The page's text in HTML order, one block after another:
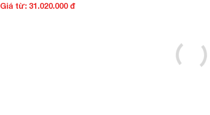
Giá từ: 31.020.000 đ